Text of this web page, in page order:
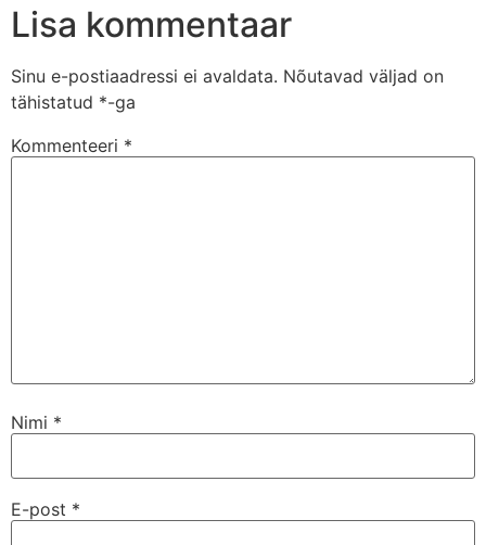
Lisa kommentaar
Sinu e-postiaadressi ei avaldata. Nõutavad väljad on
tähistatud *-ga
Kommenteeri *
Nimi *
E-post *